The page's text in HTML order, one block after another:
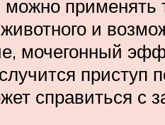
и
мочегонный
приступ
справиться с